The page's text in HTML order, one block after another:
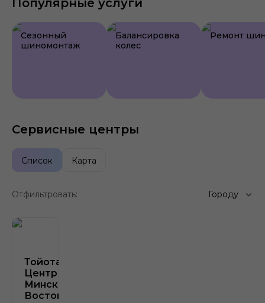
Популярные услуги
Сезонный
шиномонтаж
Балансировка
колес
Ремонт
Сервисные центры
Список Карта
Отфильтровать: Городу
Тойота
Центр
Минск
Восток